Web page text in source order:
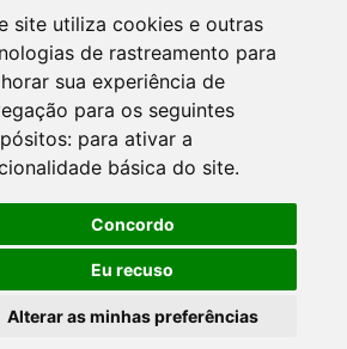
site utiliza cookies e outras
de rastreamento para
sua experiência de
para os seguintes
para ativar a
básica do site.
Concordo
Eu recuso
Alterar as minhas preferências
Prod. [ReLAInEP], Curitiba (PR),
impressa)
online)